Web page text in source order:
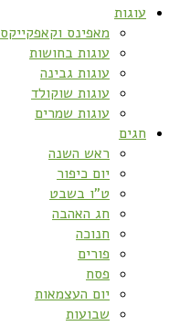
עוגות
מאפינס וקאפקייקס
עוגות בחושות
עוגות גבינה
עוגות שוקולד
עוגות שמרים
חגים
ראש השנה
יום כיפור
ט”ו בשבט
חג האהבה
חנוכה
פורים
פסח
יום העצמאות
שבועות